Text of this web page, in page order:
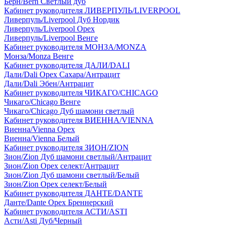
Кабинет руководителя ЛИВЕРПУЛЬ/LIVERPOOL
Ливерпуль/Liverpool Дуб Нордик
Ливерпуль/Liverpool Орех
Ливерпуль/Liverpool Венге
Кабинет руководителя МОНЗА/MONZA
Монза/Monza Венге
Кабинет руководителя ДАЛИ/DALI
Дали/Dali Орех Cахара/Антрацит
Дали/Dali Эбен/Антрацит
Кабинет руководителя ЧИКАГО/CHICAGO
Чикаго/Chicago Венге
Чикаго/Chicago Дуб шамони светлый
Кабинет руководителя ВИЕННА/VIENNA
Виенна/Vienna Орех
Виенна/Vienna Белый
Кабинет руководителя ЗИОН/ZION
Зион/Zion Дуб шамони светлый/Антрацит
Зион/Zion Орех селект/Антрацит
Зион/Zion Дуб шамони светлый/Белый
Зион/Zion Орех селект/Белый
Кабинет руководителя ДАНТЕ/DANTE
Данте/Dante Орех Бреннерский
Кабинет руководителя АСТИ/ASTI
Асти/Asti Дуб/Черный